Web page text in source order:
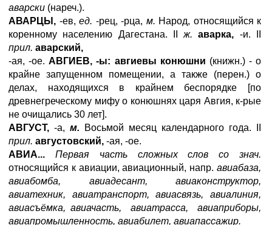
аварски (нареч.).
АВАРЦЫ, -ев, ед. -рец, -рца, м. Народ, относящийся к
коренному населению Дагестана. IIж. аварка, -и. II
прил. аварский,
-ая, -ое.АВГИЕВ, -ы: авгиевы конюшни (книжн.) - о
крайне запущенном помещении, а также (перен.) о
делах, находящихся в крайнем беспорядке [по
древнегреческому мифу о конюшнях царя Авгия, к-рые
не очищались 30 лет].
АВГУСТ, -а, м. Восьмой месяц календарного года. II
прил. августовский, -ая, -ое.
АВИА...
Первая часть сложных слов со знач.
относящийся к авиации, авиационный, напр. авиабаза,
авиабомба, авиадесант, авиаконструктор,
авиатехник, авиатранспорт, авиасвязь, авиалиния,
авиасъёмка, авиачасть, авиатрасса, авиаприборы,
авиапромышленность, авиабилет, авиапассажир.